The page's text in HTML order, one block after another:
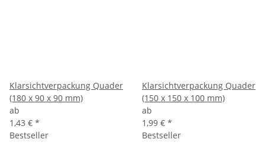
Klarsichtverpackung Quader
(180 x 90 x 90 mm)
ab
1,43 € *
Klarsichtverpackung Quader
(150 x 150 x 100 mm)
ab
1,99 € *
Bestseller
Bestseller